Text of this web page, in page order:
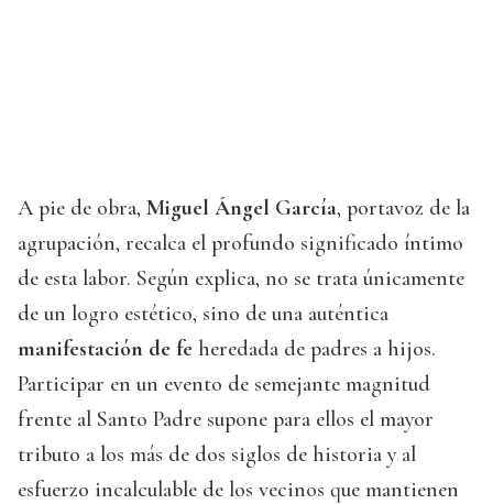
A pie de obra, Miguel Ángel García, portavoz de la
agrupación, recalca el profundo significado íntimo
de esta labor. Según explica, no se trata únicamente
de un logro estético, sino de una auténtica
manifestación de fe heredada de padres a hijos.
Participar en un evento de semejante magnitud
frente al Santo Padre supone para ellos el mayor
tributo a los más de dos siglos de historia y al
esfuerzo incalculable de los vecinos que mantienen